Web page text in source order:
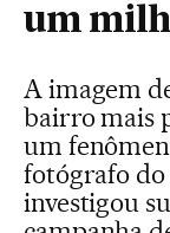
um
A imagem
bairro mais
um
fotógrafo do
investigou